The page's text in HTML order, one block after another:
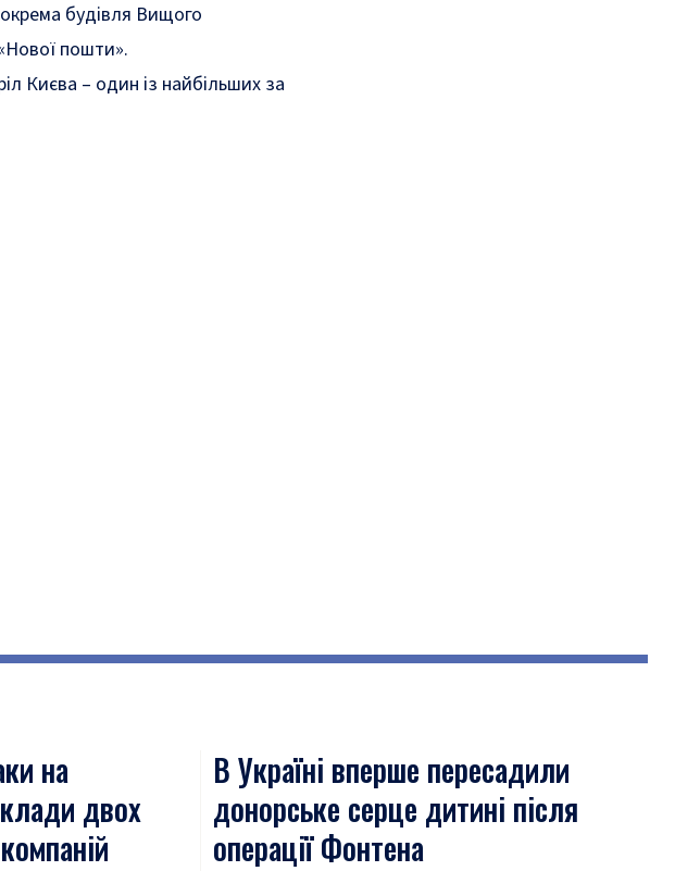
будівля Вищого
пошти».
Києва – один із найбільших за
на
двох
В Україні вперше пересадили
донорське серце дитині після
операції Фонтена